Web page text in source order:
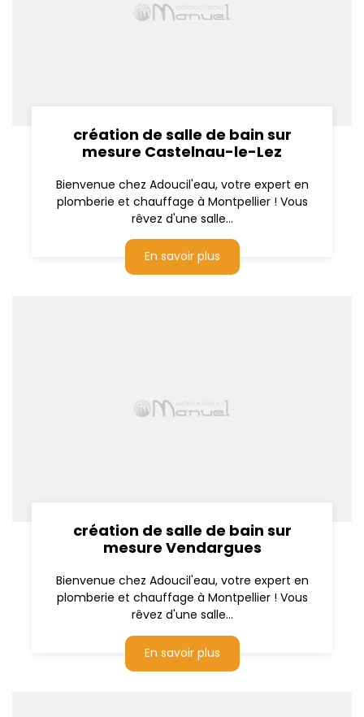
création de salle de bain sur
mesure Castelnau-le-Lez
Bienvenue chez Adoucil'eau, votre expert en
plomberie et chauffage à Montpellier ! Vous
rêvez d'une salle...
En savoir plus
création de salle de bain sur
mesure Vendargues
Bienvenue chez Adoucil'eau, votre expert en
plomberie et chauffage à Montpellier ! Vous
rêvez d'une salle...
En savoir plus